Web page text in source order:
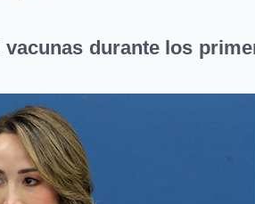
durante los